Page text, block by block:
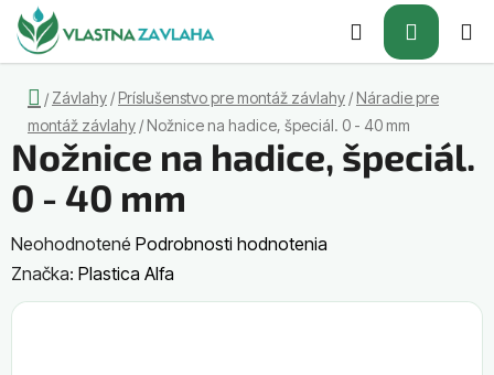
Prejsť
na
obsah
Hľadať
KOŠÍK
Domov
/ Závlahy / Príslušenstvo pre montáž závlahy / Náradie pre
montáž závlahy / Nožnice na hadice, špeciál. 0 - 40 mm
Nožnice na hadice, špeciál.
0 - 40 mm
Priemerné
hodnotenie
produktu
Neohodnotené Podrobnosti hodnotenia
Značka: Plastica Alfa